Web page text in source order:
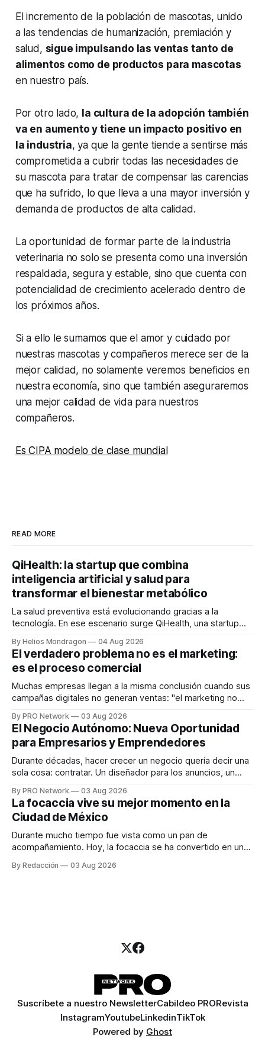
El incremento de la población de mascotas, unido
a las tendencias de humanización, premiación y
salud, sigue impulsando las ventas tanto de
alimentos como de productos para mascotas
en nuestro país.
Por otro lado, la cultura de la adopción también
va en aumento y tiene un impacto positivo en
la industria, ya que la gente tiende a sentirse más
comprometida a cubrir todas las necesidades de
su mascota para tratar de compensar las carencias
que ha sufrido, lo que lleva a una mayor inversión y
demanda de productos de alta calidad.
La oportunidad de formar parte de la industria
veterinaria no solo se presenta como una inversión
respaldada, segura y estable, sino que cuenta con
potencialidad de crecimiento acelerado dentro de
los próximos años.
Si a ello le sumamos que el amor y cuidado por
nuestras mascotas y compañeros merece ser de la
mejor calidad, no solamente veremos beneficios en
nuestra economía, sino que también aseguraremos
una mejor calidad de vida para nuestros
compañeros.
Es CIPA modelo de clase mundial
READ MORE
QiHealth: la startup que combina
inteligencia artificial y salud para
transformar el bienestar metabólico
La salud preventiva está evolucionando gracias a la
tecnología. En ese escenario surge QiHealth, una startup
dispositivos inteligentes, inteligencia artificial y monitoreo
en tiempo real para ayudar a las personas a tomar mejores
decisiones sobre su salud metabólica. Su propuesta busca
responder
By Helios Mondragon 04 Aug 2026
El verdadero problema no es el marketing:
es el proceso comercial
Muchas empresas llegan a la misma conclusión cuando sus
campañas digitales no generan ventas: "el marketing no
INTERIUS, el problema suele estar en otro lugar. Durante
una entrevista para el podcast SER PRO, el especialista en
marketing digital explicó que
By PRO Network 03 Aug 2026
El Negocio Autónomo: Nueva Oportunidad
para Empresarios y Emprendedores
Durante décadas, hacer crecer un negocio quería decir una
sola cosa: contratar. Un diseñador para los anuncios, un
para los textos, alguien que supiera de publicidad digital
para encontrar prospectos, un vendedor para atender
llamadas y mensajes, y —con suerte— una persona
By PRO Network 03 Aug 2026
La focaccia vive su mejor momento en la
Ciudad de México
Durante mucho tiempo fue vista como un pan de
acompañamiento. Hoy, la focaccia se ha convertido en uno
artesanal, ingredientes de calidad y experiencias que
By Redacción 03 Aug 2026
Suscríbete a nuestro NewsletterCabildeo PRORevista
InstagramYoutubeLinkedinTikTok
Powered by Ghost